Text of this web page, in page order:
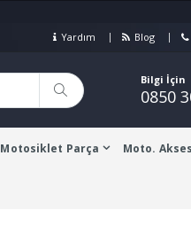
Yardım Blog
Bilgi İçin
0850
Motosiklet Parça Moto.